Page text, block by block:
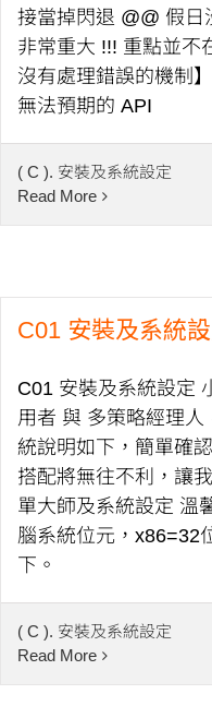
接當掉閃退 @@ 假
非常重大 !!! 重點並不
沒有處理錯誤的機制
無法預期的 API
( C ). 安裝及系統設定
Read More
C01 安裝及系統
C01 安裝及系統設定
用者 與 多策略經理
統說明如下，簡單確
搭配將無往不利，讓
單大師及系統設定 溫
腦系統位元，x86=32
下。
( C ). 安裝及系統設定
Read More